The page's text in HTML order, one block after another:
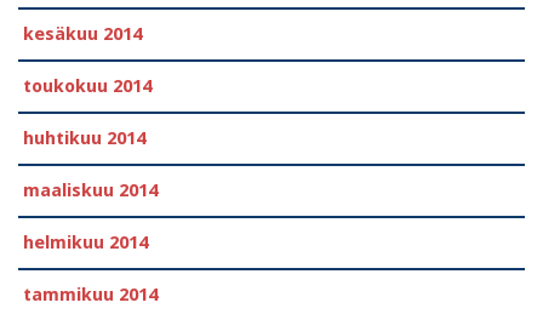
kesäkuu 2014
toukokuu 2014
huhtikuu 2014
maaliskuu 2014
helmikuu 2014
tammikuu 2014